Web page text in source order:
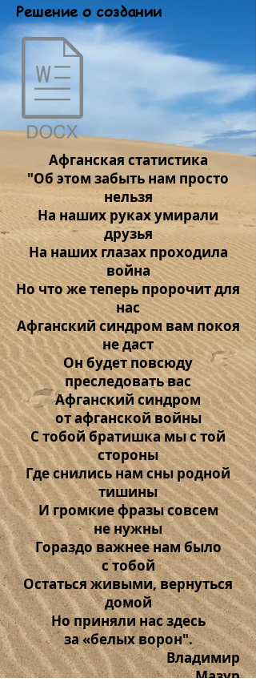
Решение о создании
Афганская статистика
"Об этом забыть нам просто
нельзя
На наших руках умирали
друзья
На наших глазах проходила
война
Но что же теперь пророчит для
нас
Афганский синдром вам покоя
не даст
Он будет повсюду
преследовать вас
Афганский синдром
от афганской войны
С тобой братишка мы с той
стороны
Где снились нам сны родной
тишины
И громкие фразы совсем
не нужны
Гораздо важнее нам было
с тобой
Остаться живыми, вернуться
домой
Но приняли нас здесь
за «белых ворон".
Владимир
Мазур